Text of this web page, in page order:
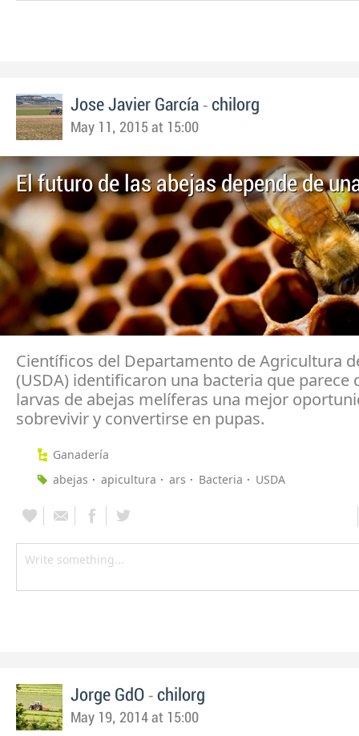
Jose Javier García - chilorg
May 11, 2015 at 15:00
El futuro de las abejas depende de
Científicos del Departamento de Agricultura
(USDA) identificaron una bacteria que parece
larvas de abejas melíferas una mejor
sobrevivir y convertirse en pupas.
Ganadería
abejas
apicultura ars Bacteria USDA
Jorge GdO - chilorg
May 19, 2014 at 15:00